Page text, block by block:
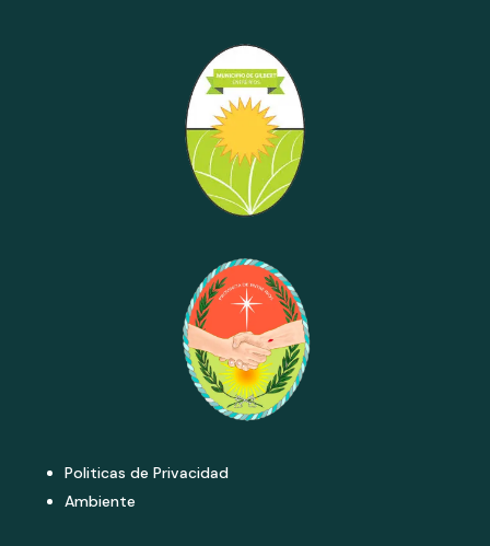
Politicas de Privacidad
Ambiente